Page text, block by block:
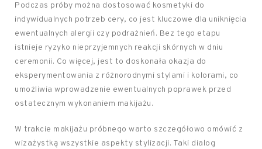
Podczas próby można dostosować kosmetyki do
indywidualnych potrzeb cery, co jest kluczowe dla uniknięcia
ewentualnych alergii czy podrażnień. Bez tego etapu
istnieje ryzyko nieprzyjemnych reakcji skórnych w dniu
ceremonii. Co więcej, jest to doskonała okazja do
eksperymentowania z różnorodnymi stylami i kolorami, co
umożliwia wprowadzenie ewentualnych poprawek przed
ostatecznym wykonaniem makijażu.
W trakcie makijażu próbnego warto szczegółowo omówić z
wizażystką wszystkie aspekty stylizacji. Taki dialog